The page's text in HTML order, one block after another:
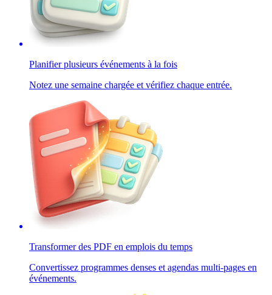
Planifier plusieurs événements à la fois
Notez une semaine chargée et vérifiez chaque entrée.
Transformer des PDF en emplois du temps
Convertissez programmes denses et agendas multi-pages en
événements.